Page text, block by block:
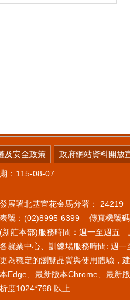
及安全政策 政府網站資料開放
：115-08-07
展署北基宜花金馬分署： 24219
號：(02)8995-6399 傳真機號
新莊本部)服務時間：週一至週五
就業中心、訓練場服務時間: 週
為穩定的瀏覽品質與使用體驗，
Edge、最新版本Chrome、最新
度1024*768 以上